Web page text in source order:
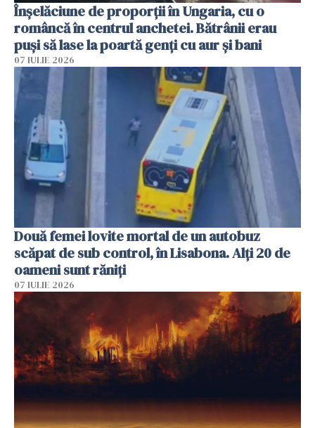
Înșelăciune de proporții în Ungaria, cu o
româncă în centrul anchetei. Bătrânii erau
puși să lase la poartă genți cu aur și bani
07 IULIE 2026
Două femei lovite mortal de un autobuz
scăpat de sub control, în Lisabona. Alți 20 de
oameni sunt răniți
07 IULIE 2026